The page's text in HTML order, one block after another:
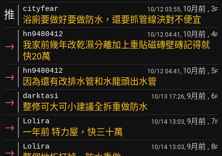
推 cityfear 10/12 03:55, 10月前 , 3F
浴廁要做好要做防水，還要抓管線決對不便宜
→
hn9480412 10/12 04:41, 10月前 , 4F
我家前幾年改乾濕分離加上重貼磁磚壁磚記得就
快20萬
→ hn9480412 10/12 04:41, 10月前 , 5F
因為還有改排水管和水龍頭出水管
→ darktasi 10/13 17:26, 9月前 , 6F
整修可大可小建議全拆重做防水
→ Lolira 10/14 13:03, 9月前 , 7F
一年前 特力屋，快三十萬
→ Lolira 10/14 13:03, 9月前 , 8F